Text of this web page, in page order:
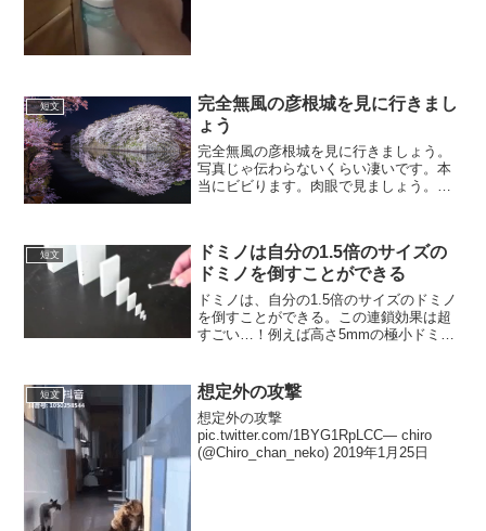
短文
完全無風の彦根城を見に行きまし
ょう
完全無風の彦根城を見に行きましょう。
写真じゃ伝わらないくらい凄いです。本
当にビビります。肉眼で見ましょう。
短文
ドミノは自分の1.5倍のサイズの
ドミノを倒すことができる
ドミノは、自分の1.5倍のサイズのドミノ
を倒すことができる。この連鎖効果は超
すごい…！例えば高さ5mmの極小ドミノ
きる。（出典）Small domino wings ...
短文 想定外の攻撃
想定外の攻撃
pic.twitter.com/1BYG1RpLCC— chiro
(@Chiro_chan_neko) 2019年1月25日